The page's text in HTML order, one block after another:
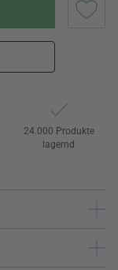
24.000 Produkte
lagernd